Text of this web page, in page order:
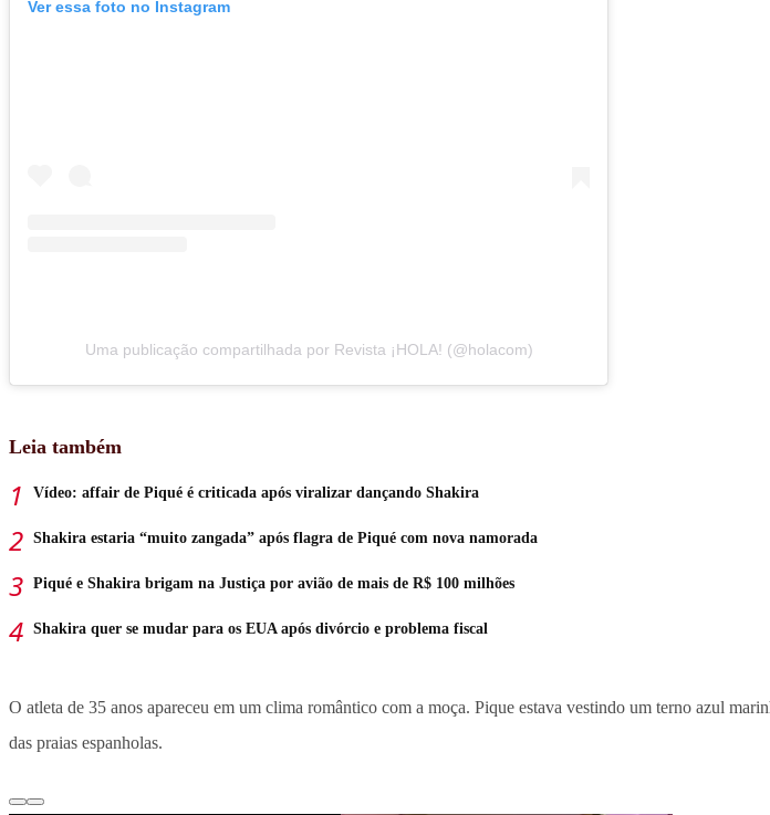
Ver essa foto no Instagram
Uma publicação compartilhada por Revista ¡HOLA! (@holacom)
Leia também
Vídeo: affair de Piqué é criticada após viralizar dançando Shakira
Shakira estaria “muito zangada” após flagra de Piqué com nova namorada
Piqué e Shakira brigam na Justiça por avião de mais de R$ 100 milhões
Shakira quer se mudar para os EUA após divórcio e problema fiscal
O atleta de 35 anos apareceu em um clima romântico com a moça. Pique estava vestindo um terno azul
das praias espanholas.